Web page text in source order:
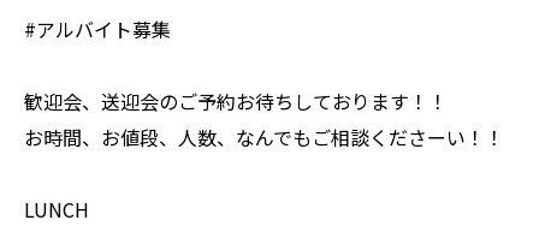
#アルバイト募集
歓迎会、送迎会のご予約お待ちしております！！
お時間、お値段、人数、なんでもご相談くださーい！！
LUNCH